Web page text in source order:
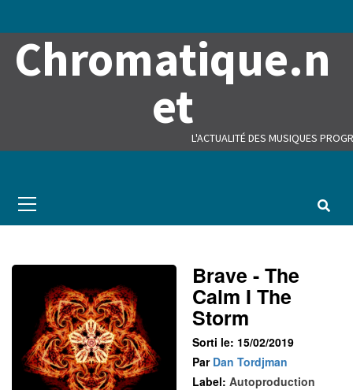
Chromatique.n
et
L'ACTUALITÉ DES MUSIQUES
Menu
Brave - The
Calm I The
Storm
Sorti le: 15/02/2019
Par Dan Tordjman
Label: Autoproduction